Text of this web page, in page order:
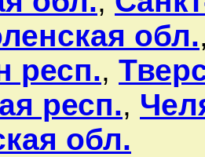
обл.
респ.,
респ.,
обл.